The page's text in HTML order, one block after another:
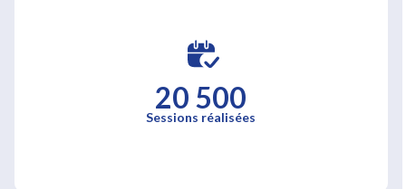
20 500
Sessions réalisées